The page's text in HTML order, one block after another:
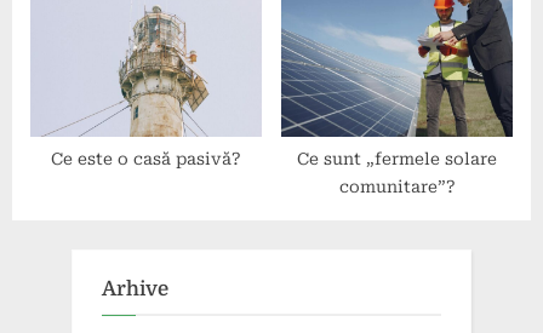
Ce este o casă pasivă?
Ce sunt „fermele solare
comunitare”?
Arhive